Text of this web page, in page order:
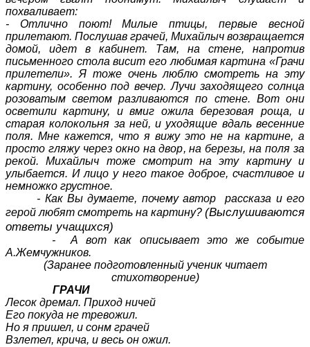
похваливает:
- Отлично поют! Милые птицы, первые весной
прилетают. Послушав грачей, Михайлыч возвращается
домой, идет в кабинет. Там, на стене, напротив
письменного стола висит его любимая картина «Грачи
прилетели». Я тоже очень люблю смотреть на эту
картину, особенно под вечер. Лучи заходящего солнца
розоватым светом разливаются по стене. Вот они
осветили картину, и вмиг ожила березовая роща, и
старая колокольня за ней, и уходящие вдаль весенние
поля. Мне кажется, что я вижу это не на картине, а
просто гляжу через окно на двор, на березы, на поля за
рекой. Михайлыч тоже смотрит на эту картину и
улыбается. И лицо у него такое доброе, счастливое и
немножко грустное.
- Как Вы думаете, почему автор рассказа и его
герой любят смотреть на картину? (Выслушиваются
ответы учащихся)
- А вот как описывает это же событие
А.Жемчужников.
(Заранее подготовленный ученик читает
стихотворение)
ГРАЧИ
Лесок дремал. Приход ничей
Его покуда не тревожил.
Но я пришел, и сонм грачей
Взлетел, крича, и весь он ожил.